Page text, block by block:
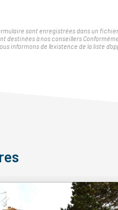
sont enregistrées dans un
destinées à nos conseillers
informons de l'existence de la liste